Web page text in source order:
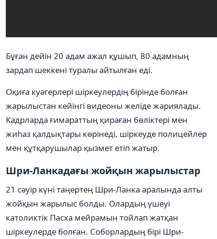
Бұған дейін 20 адам ажал құшып, 80 адамның
зардап шеккені туралы айтылған еді.
Оқиға куәгерлері шіркеулердің бірінде болған
жарылыстан кейінгі видеоны желіде жариялады.
Кадрларда ғимараттың қираған бөліктері мен
жиһаз қалдықтары көрінеді, шіркеуде полицейлер
мен құтқарушылар қызмет етіп жатыр.
Шри-Ланкадағы жойқын жарылыстар
21 сәуір күні таңертең Шри-Ланка аралында алты
жойқын жарылыс болды. Олардың үшеуі
католиктік Пасха мейрамын тойлап жатқан
шіркеулерде болған. Соборлардың бірі Шри-